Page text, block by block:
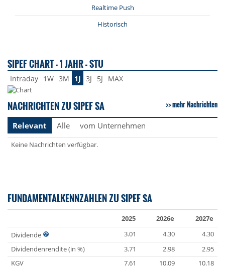
Realtime Push
Historisch
SIPEF CHART - 1 JAHR - STU
Intraday 1W 3M 1J 3J 5J MAX
NACHRICHTEN ZU SIPEF SA mehr Nachrichten
Relevant Alle vom Unternehmen
Keine Nachrichten verfügbar.
FUNDAMENTALKENNZAHLEN ZU SIPEF SA
2025 2026e
2027e
Dividende
3.01 4.30
4.30
Dividendenrendite (in %)
3.71 2.98
2.95
KGV
7.61 10.09
10.18